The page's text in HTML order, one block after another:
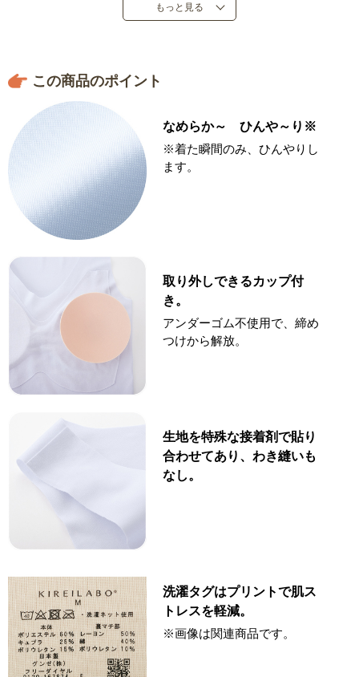
もっと見る
この商品のポイント
なめらか～ ひんや～り※
※着た瞬間のみ、ひんやりし
ます。
取り外しできるカップ付
き。
アンダーゴム不使用で、締め
つけから解放。
生地を特殊な接着剤で貼り
合わせてあり、わき縫いも
なし。
洗濯タグはプリントで肌ス
トレスを軽減。
※画像は関連商品です。